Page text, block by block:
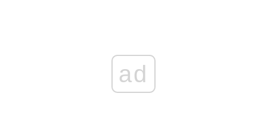
ad